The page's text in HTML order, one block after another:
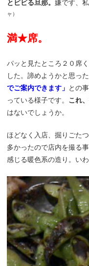
とビビる旦那。嫌です、
ャ）
満★席。
パッと見たところ２０席
した。諦めようかと思っ
でご案内できます」 との
っている様子です。 これ
はないでしょうか。
ほどなく入店、掘りごた
多かったので店内を撮る
感じる暖色系の造り。い